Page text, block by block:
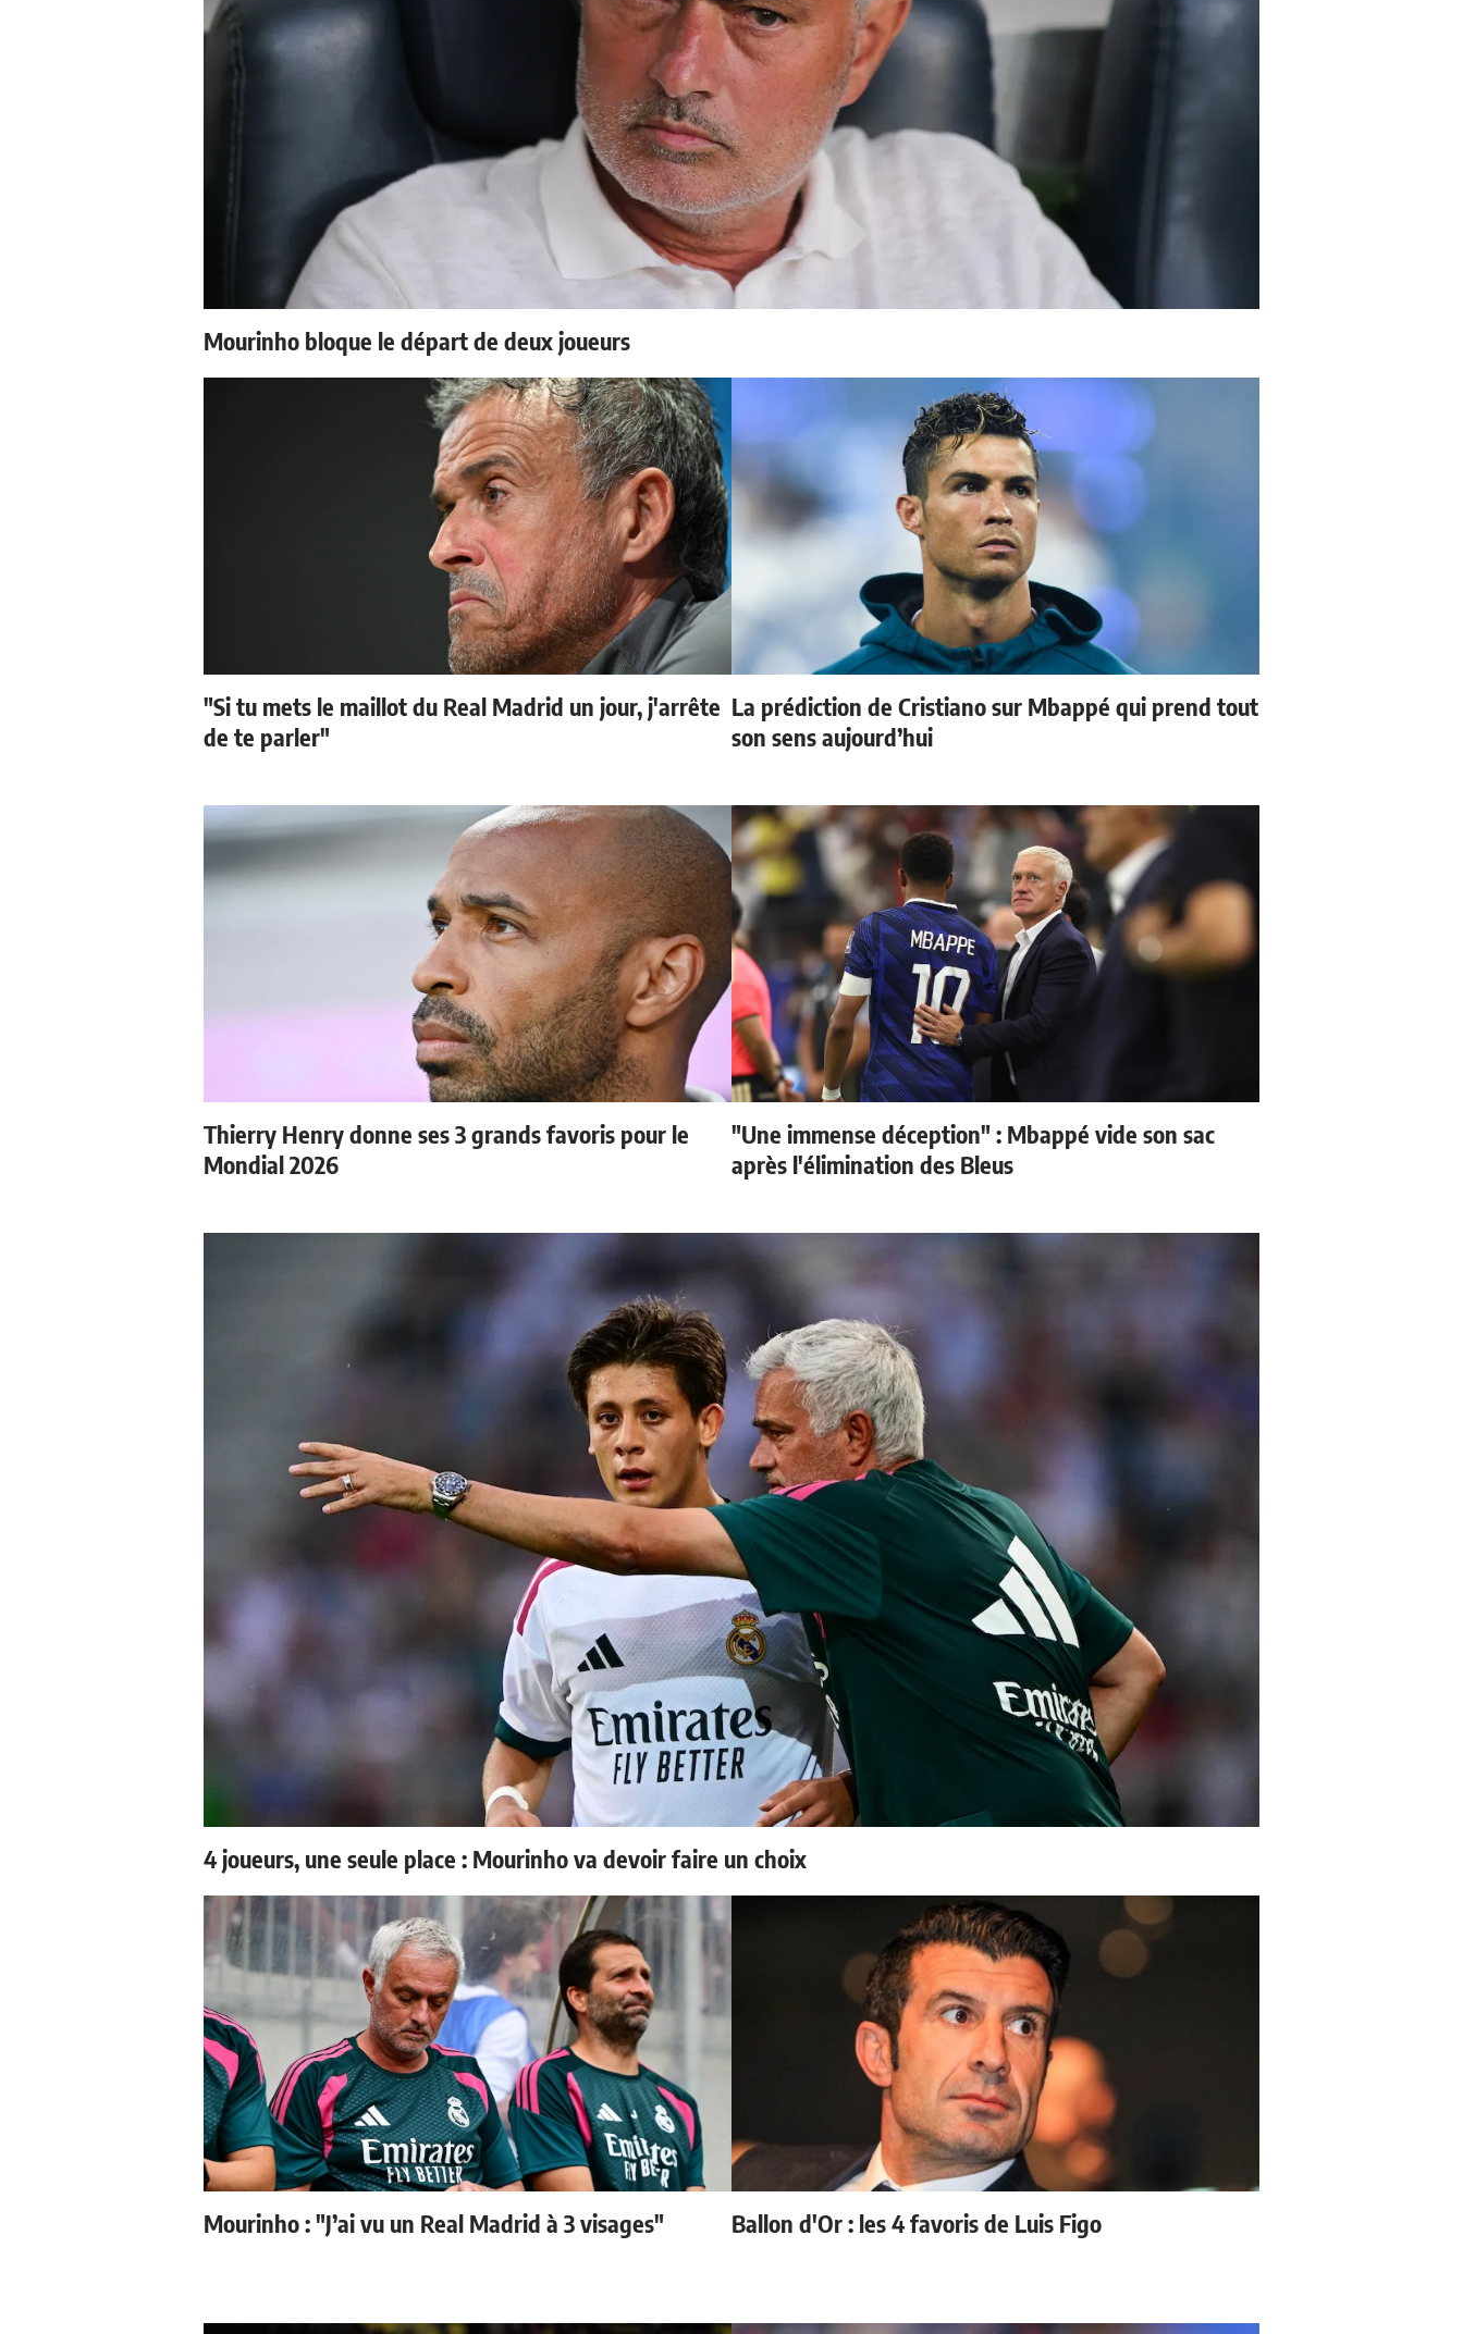
Mourinho bloque le départ de deux joueurs
"Si tu mets le maillot du Real Madrid un jour, j'arrête
de te parler"
La prédiction de Cristiano sur Mbappé qui prend tout
son sens aujourd’hui
Thierry Henry donne ses 3 grands favoris pour le
Mondial 2026
"Une immense déception" : Mbappé vide son sac
après l'élimination des Bleus
4 joueurs, une seule place : Mourinho va devoir faire un choix
Mourinho : "J’ai vu un Real Madrid à 3 visages" Ballon d'Or : les 4 favoris de Luis Figo